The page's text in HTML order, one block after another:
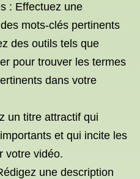
: Effectuez une
mots-clés pertinents
des outils tels que
pour trouver les termes
dans votre
un titre attractif qui
et qui incite les
votre vidéo.
une description